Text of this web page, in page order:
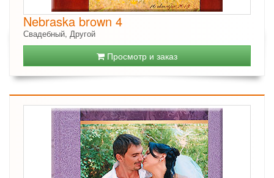
Nebraska brown 4
Свадебный, Другой
Просмотр и заказ